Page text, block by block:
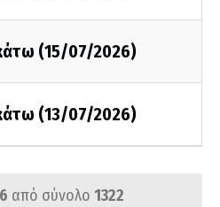
(15/07/2026)
(13/07/2026)
από σύνολο 1322